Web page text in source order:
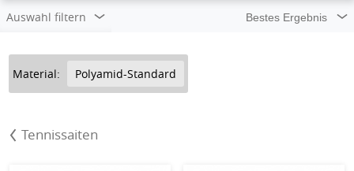
Auswahl filtern
Material: Polyamid-Standard
Tennissaiten